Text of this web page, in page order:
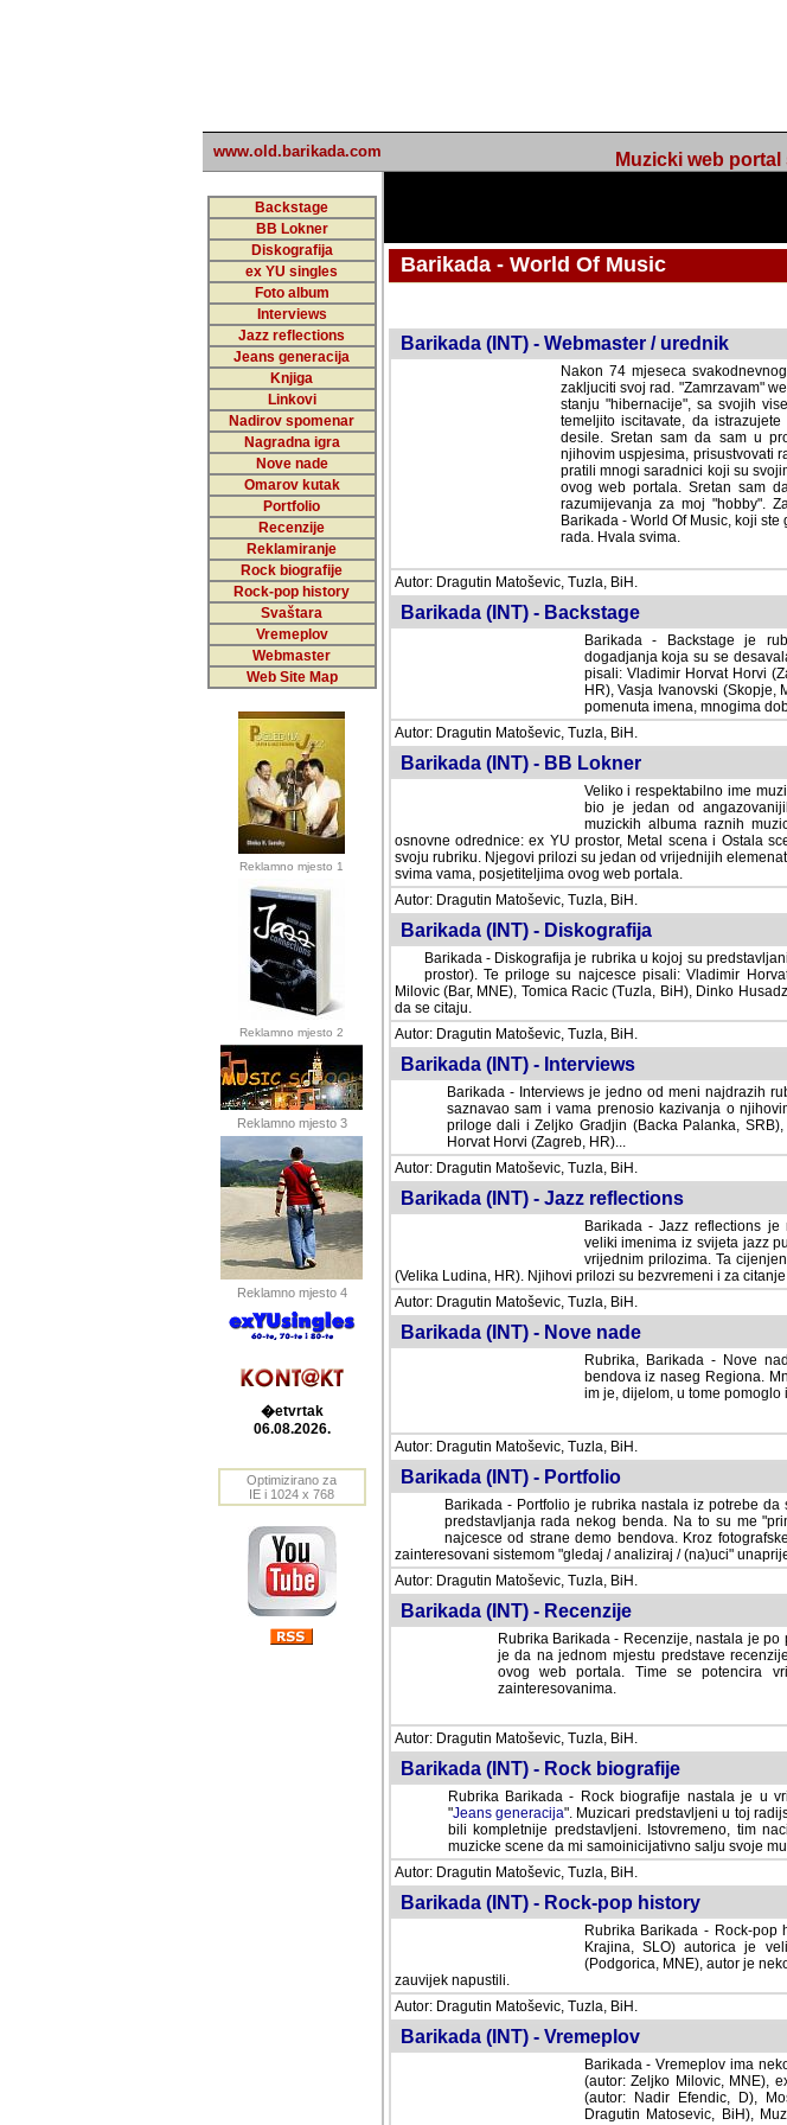
www.old.barikada.com Muzicki web
Backstage
BB Lokner
Diskografija
ex YU singles
Foto album
Interviews
Jazz reflections
Jeans generacija
Knjiga
Linkovi
Nadirov spomenar
Nagradna igra
Nove nade
Omarov kutak
Portfolio
Recenzije
Reklamiranje
Rock biografije
Rock-pop history
Svaštara
Vremeplov
Webmaster
Web Site Map
Reklamno mjesto 1
Reklamno mjesto 2
Reklamno mjesto 3
Reklamno mjesto 4
�etvrtak
06.08.2026.
Optimizirano za
IE i 1024 x 768
Barikada - World Of Music
Barikada (INT) - Webmaster / urednik
Nakon 74 mjeseca
zakljuciti svoj rad. "Zamrzavam"
stanju "hibernacije", sa svojih
temeljito iscitavate, da istrazujete
Sretan sam da sam u proteklom
uspjesima, prisustvovati raznim
mnogi saradnici koji su svojim
web portala. Sretan sam da
razumijevanja za moj "hobby".
Barikada - World Of Music, koji
rada. Hvala svima.
Autor: Dragutin Matoševic, Tuzla, BiH.
Barikada (INT) - Backstage
Barikada - Backstage je
dogadjanja koja su se
pisali: Vladimir Horvat Horvi
HR), Vasja Ivanovski (Skopje,
pomenuta imena, mnogima
Autor: Dragutin Matoševic, Tuzla, BiH.
Barikada (INT) - BB Lokner
Veliko i respektabilno ime
bio je jedan od angazovanijih
albuma raznih muzickih
odrednice: ex YU prostor, Metal scena i Ostala scena.
Njegovi prilozi su jedan od vrijednijih elemenata ovog web
posjetiteljima ovog web portala.
Autor: Dragutin Matoševic, Tuzla, BiH.
Barikada (INT) - Diskografija
Barikada - Diskografija je rubrika u kojoj su
prostor). Te priloge su najcesce pisali: Vladimir Horvat
(Bar, MNE), Tomica Racic (Tuzla, BiH), Dinko Husadzic
citaju.
Autor: Dragutin Matoševic, Tuzla, BiH.
Barikada (INT) - Interviews
Barikada - Interviews je jedno od meni najdrazih
saznavao sam i vama prenosio kazivanja o
priloge dali i Zeljko Gradjin (Backa Palanka,
Horvat Horvi (Zagreb, HR)...
Autor: Dragutin Matoševic, Tuzla, BiH.
Barikada (INT) - Jazz reflections
Barikada - Jazz reflections je
imenima iz svijeta jazz
vrijednim prilozima. Ta
(Velika Ludina, HR). Njihovi prilozi su bezvremeni i za citanje
Autor: Dragutin Matoševic, Tuzla, BiH.
Barikada (INT) - Nove nade
Rubrika, Barikada - Nove
bendova iz naseg Regiona.
je, dijelom, u tome pomoglo i
Autor: Dragutin Matoševic, Tuzla, BiH.
Barikada (INT) - Portfolio
Barikada - Portfolio je rubrika nastala iz potrebe
predstavljanja rada nekog benda. Na to su me
najcesce od strane demo bendova. Kroz
zainteresovani sistemom "gledaj / analiziraj / (na)uci"
Autor: Dragutin Matoševic, Tuzla, BiH.
Barikada (INT) - Recenzije
Rubrika Barikada - Recenzije, nastala je
je da na jednom mjestu predstave
ovog web portala. Time se potencira
zainteresovanima.
Autor: Dragutin Matoševic, Tuzla, BiH.
Barikada (INT) - Rock biografije
Rubrika Barikada - Rock biografije nastala je u
"Jeans generacija". Muzicari predstavljeni u toj
bili kompletnije predstavljeni. Istovremeno, tim
muzicke scene da mi samoinicijativno salju svoje
Autor: Dragutin Matoševic, Tuzla, BiH.
Barikada (INT) - Rock-pop history
Rubrika Barikada - Rock-pop
Krajina, SLO) autorica je
(Podgorica, MNE), autor je
zauvijek napustili.
Autor: Dragutin Matoševic, Tuzla, BiH.
Barikada (INT) - Vremeplov
Barikada - Vremeplov ima
(autor: Zeljko Milovic, MNE),
(autor: Nadir Efendic, D),
Matosevic, BiH), Muzika je